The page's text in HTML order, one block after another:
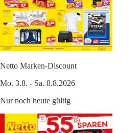
Netto Marken-Discount
Mo. 3.8. - Sa. 8.8.2026
Nur noch heute gültig